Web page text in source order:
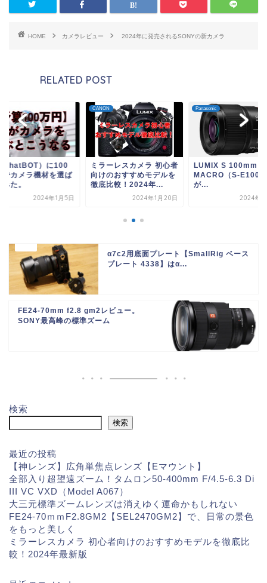
HOME カメラレビュー 2024年に発売されるSONYの新カメラ
RELATED POST
ChatBOT）に100
でカメラ機材を選ば
た。
2024年1月5日
CANON
ミラーレスカメラ 初心者
向けのおすすめモデルを
徹底比較！2024年...
2024年1月20日
Panasonic
LUMIX S 100mm
MACRO（S-E100）
が...
2024年1
α7c2用底面プレート【SmallRig ベース
プレート 4338】はα...
FE24-70mm f2.8 gm2レビュー。
SONY最高峰の標準ズーム
検索
検索
最近の投稿
【神レンズ】広角単焦点レンズ【Eマウント】
全部入り超望遠ズーム！タムロン50-400mm F/4.5-6.3 Di
III VC VXD（Model A067）
大三元標準ズームレンズは消えゆく運命かもしれない
FE24-70ｍｍF2.8GM2【SEL2470GM2】で、日常の景色
をもっと美しく
ミラーレスカメラ 初心者向けのおすすめモデルを徹底比
較！2024年最新版